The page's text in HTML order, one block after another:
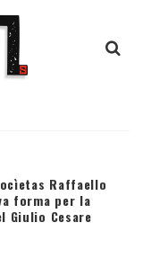
Raffaello
forma per la
Giulio Cesare